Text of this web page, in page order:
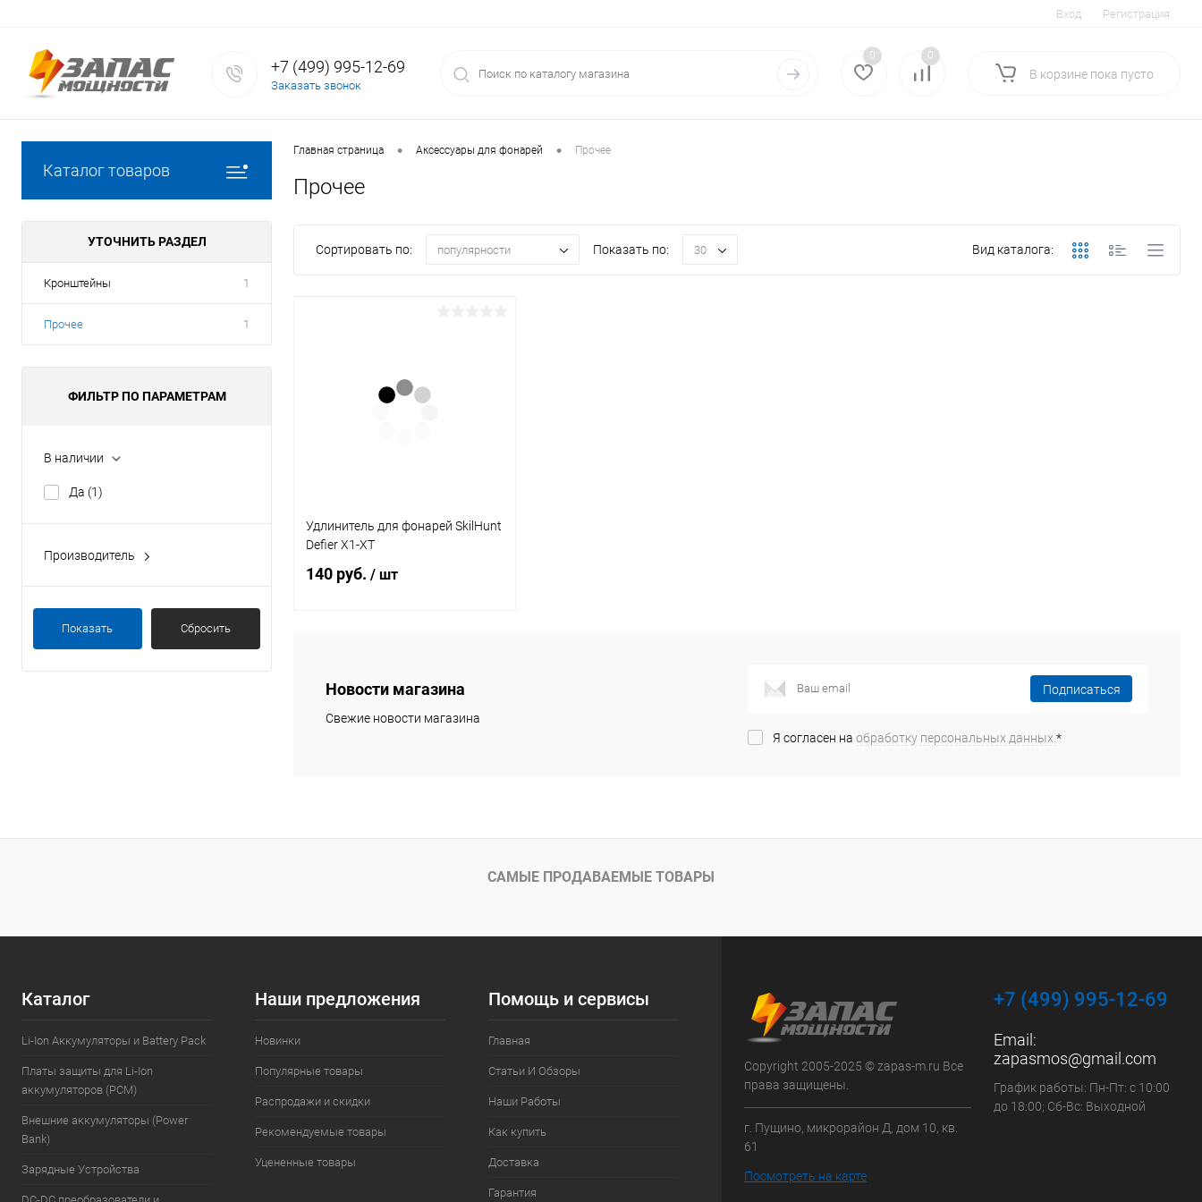
Вход Регистрация
+7 (499) 995-12-69
Заказать звонок
0 0
В корзине пока пусто
Каталог товаров
УТОЧНИТЬ РАЗДЕЛ
Кронштейны 1
Прочее 1
ФИЛЬТР ПО ПАРАМЕТРАМ
В наличии
Да (1)
Производитель
Показать Сбросить
Главная страница • Аксессуары для фонарей • Прочее
Прочее
Сортировать по: популярности Показать по: 30 Вид каталога:
Удлинитель для фонарей SkilHunt
Defier X1-XT
140 руб. / шт
К сравнению
В избранное В наличии
Новости магазина
Свежие новости магазина
Подписаться
Я согласен на обработку персональных данных. *
САМЫЕ ПРОДАВАЕМЫЕ ТОВАРЫ
Каталог
Li-Ion Аккумуляторы и Battery Pack
Платы защиты для Li-Ion
аккумуляторов (PCM)
Внешние аккумуляторы (Power
Bank)
Зарядные Устройства
Наши предложения
Новинки
Популярные товары
Распродажи и скидки
Рекомендуемые товары
Уцененные товары
Помощь и сервисы
Главная
Статьи И Обзоры
Наши Работы
Как купить
Доставка
Гарантия
Copyright 2005-2025 © zapas-m.ru Все
права защищены.
г. Пущино, микрорайон Д, дом 10, кв.
61
Посмотреть на карте
+7 (499) 995-12-69
Email:
zapasmos@gmail.com
График работы: Пн-Пт: с 10:00
до 18:00; Сб-Вс: Выходной